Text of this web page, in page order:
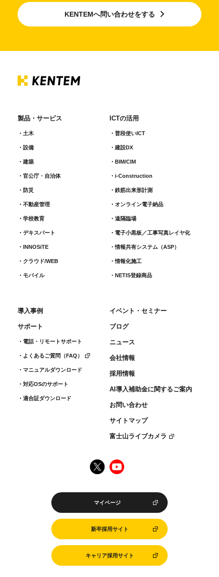
KENTEMへ問い合わせをする
製品・サービス
土木
設備
建築
官公庁・自治体
防災
不動産管理
学校教育
デキスパート
INNOSiTE
クラウド/WEB
モバイル
ICTの活用
普段使いICT
建設DX
BIM/CIM
i-Construction
鉄筋出来形計測​
オンライン電子納品
遠隔臨場
電子小黒板／工事写真レイヤ化
情報共有システム（ASP）
情報化施工
NETIS登録商品
導入事例
サポート
電話・リモートサポート
よくあるご質問（FAQ）
マニュアルダウンロード
対応OSのサポート
適合証ダウンロード
イベント・セミナー
ブログ
ニュース
会社情報
採用情報
AI導入補助金に関するご案内
お問い合わせ
サイトマップ
富士山ライブカメラ
マイページ
新卒採用サイト
キャリア採用サイト